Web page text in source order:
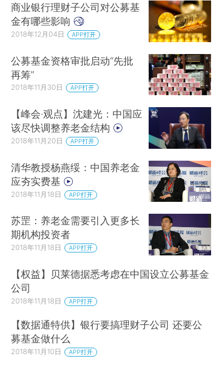
商业银行理财子公司对公募基
金有哪些影响
2018年12月04日 APP打开
公募基金资格审批启动“先批
再筹”
2018年11月30日 APP打开
【峰会·观点】沈建光：中国应
该尽快调整养老金结构
2018年11月20日 APP打开
清华教授杨燕绥：中国养老金
应夯实费基
2018年11月18日 APP打开
苏罡：养老金需要引入更多长
期机构投资者
2018年11月18日 APP打开
【权益】贝莱德据悉考虑在中国设立公募基金
公司
2018年11月18日 APP打开
【数据通特供】银行要搞理财子公司 还要公
募基金做什么
2018年11月10日 APP打开